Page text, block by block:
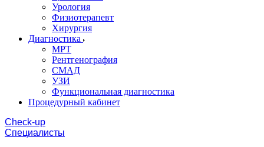
Урология
Физиотерапевт
Хирургия
Диагностика
МРТ
Рентгенография
СМАД
УЗИ
Функциональная диагностика
Процедурный кабинет
Cheсk-up
Специалисты